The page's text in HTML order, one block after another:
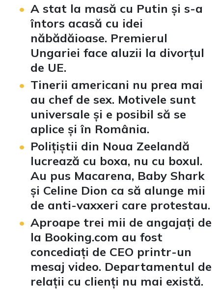
A stat la masă cu Putin și s-a
întors acasă cu idei
năbădăioase. Premierul
Ungariei face aluzii la divorțul
de UE.
Tinerii americani nu prea mai
au chef de sex. Motivele sunt
universale și e posibil să se
aplice și în România.
Polițiștii din Noua Zeelandă
lucrează cu boxa, nu cu boxul.
Au pus Macarena, Baby Shark
și Celine Dion ca să alunge mii
de anti-vaxxeri care protestau.
Aproape trei mii de angajați de
la Booking.com au fost
concediați de CEO printr-un
mesaj video. Departamentul de
relații cu clienți nu mai există.